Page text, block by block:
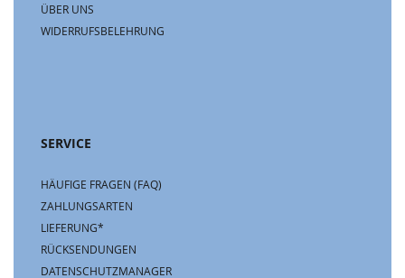
ÜBER UNS
WIDERRUFSBELEHRUNG
SERVICE
HÄUFIGE FRAGEN (FAQ)
ZAHLUNGSARTEN
LIEFERUNG*
RÜCKSENDUNGEN
DATENSCHUTZMANAGER